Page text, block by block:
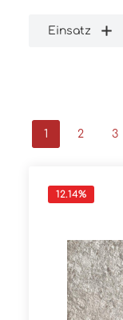
Einsatz
1 2 3
12.14%